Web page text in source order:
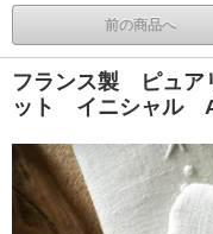
前の商品へ
フランス製 ピュ
ット イニシャル